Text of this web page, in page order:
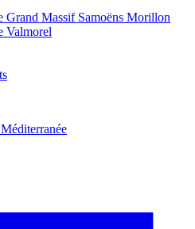
Grand Massif Samoëns Morillon
Valmorel